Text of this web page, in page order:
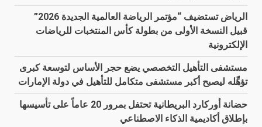
الرياض تستضيف “مؤتمر الرياضة العالمية الجديدة 2026”
قبيل النسخة الأولى من بطولة كأس المنتخبات للرياضات
الإلكترونية
مستشفى التأهيل التخصصي يضع حجر الأساس لتوسعة كبرى
تؤهِّله ليصبح أكبر مستشفى متكامل للتأهيل في دولة الإمارات
حضانة أوركارد البريطانية تحتفل بمرور 20 عاماً على تأسيسها
بإطلاق أكاديمية الذكاء الاصطناعي